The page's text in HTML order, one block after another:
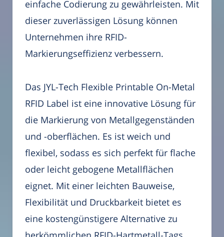
einfache Codierung zu gewährleisten. Mit
dieser zuverlässigen Lösung können
Unternehmen ihre RFID-
Markierungseffizienz verbessern.
Das JYL-Tech Flexible Printable On-Metal
RFID Label ist eine innovative Lösung für
die Markierung von Metallgegenständen
und -oberflächen. Es ist weich und
flexibel, sodass es sich perfekt für flache
oder leicht gebogene Metallflächen
eignet. Mit einer leichten Bauweise,
Flexibilität und Druckbarkeit bietet es
eine kostengünstigere Alternative zu